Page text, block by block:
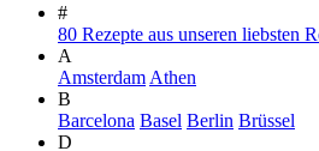
#
80 Rezepte aus unseren liebsten
A
Amsterdam Athen
B
Barcelona Basel Berlin Brüssel
D